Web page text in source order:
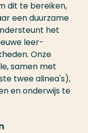
dit te bereiken,
een duurzame
het
leer-
Onze
samen met
twee alinea's),
en onderwijs te